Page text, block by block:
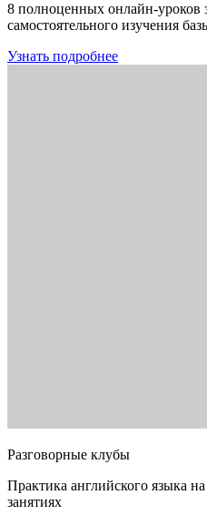
8 полноценных онлайн-уроков
самостоятельного изучения
Узнать подробнее
Разговорные клубы
Практика английского языка
занятиях